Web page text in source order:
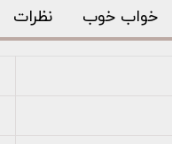
خواب خوب نظرات